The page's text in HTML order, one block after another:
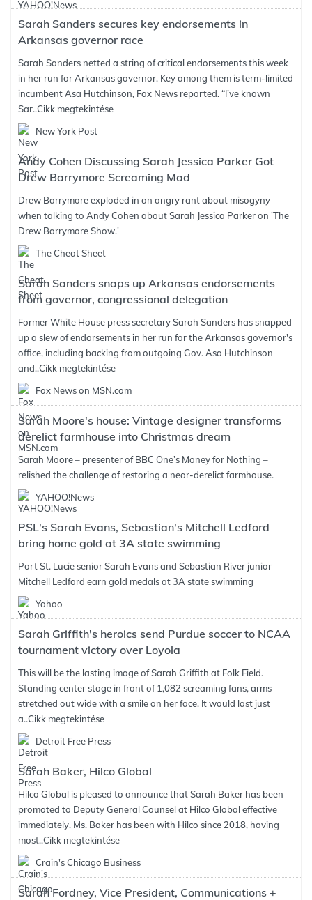
Sarah Sanders secures key endorsements in
Arkansas governor race
Sarah Sanders netted a string of critical endorsements this week
in her run for Arkansas governor. Key among them is term-limited
incumbent Asa Hutchinson, Fox News reported. “I’ve known
Sar..Cikk megtekintése
New York Post
Andy Cohen Discussing Sarah Jessica Parker Got
Drew Barrymore Screaming Mad
Drew Barrymore exploded in an angry rant about misogyny
when talking to Andy Cohen about Sarah Jessica Parker on 'The
Drew Barrymore Show.'
The Cheat Sheet
Sarah Sanders snaps up Arkansas endorsements
from governor, congressional delegation
Former White House press secretary Sarah Sanders has snapped
up a slew of endorsements in her run for the Arkansas governor's
office, including backing from outgoing Gov. Asa Hutchinson
and..Cikk megtekintése
Fox News on MSN.com
Sarah Moore's house: Vintage designer transforms
derelict farmhouse into Christmas dream
Sarah Moore – presenter of BBC One’s Money for Nothing –
relished the challenge of restoring a near-derelict farmhouse.
YAHOO!News
PSL's Sarah Evans, Sebastian's Mitchell Ledford
bring home gold at 3A state swimming
Port St. Lucie senior Sarah Evans and Sebastian River junior
Mitchell Ledford earn gold medals at 3A state swimming
Yahoo
Sarah Griffith's heroics send Purdue soccer to NCAA
tournament victory over Loyola
This will be the lasting image of Sarah Griffith at Folk Field.
Standing center stage in front of 1,082 screaming fans, arms
stretched out wide with a smile on her face. It would last just
a..Cikk megtekintése
Detroit Free Press
Sarah Baker, Hilco Global
Hilco Global is pleased to announce that Sarah Baker has been
promoted to Deputy General Counsel at Hilco Global effective
immediately. Ms. Baker has been with Hilco since 2018, having
most..Cikk megtekintése
Crain's Chicago Business
Sarah Fordney, Vice President, Communications +